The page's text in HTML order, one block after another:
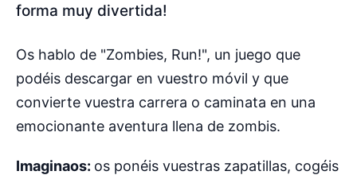
forma muy divertida!
Os hablo de "Zombies, Run!", un juego que
podéis descargar en vuestro móvil y que
convierte vuestra carrera o caminata en una
emocionante aventura llena de zombis.
Imaginaos: os ponéis vuestras zapatillas, cogéis